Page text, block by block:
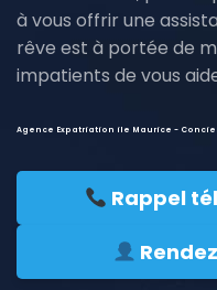
à vous offrir une
rêve est à portée de
impatients de vous
Agence Expatriation ile Maurice -
Rappel